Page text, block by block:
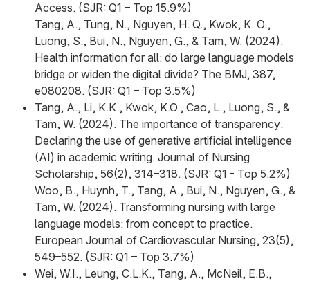
Access. (SJR: Q1 – Top 15.9%)
Tang, A., Tung, N., Nguyen, H. Q., Kwok, K. O.,
Luong, S., Bui, N., Nguyen, G., & Tam, W. (2024).
Health information for all: do large language models
bridge or widen the digital divide? The BMJ, 387,
e080208. (SJR: Q1 – Top 3.5%)
Tang, A., Li, K.K., Kwok, K.O., Cao, L., Luong, S., &
Tam, W. (2024). The importance of transparency:
Declaring the use of generative artificial intelligence
(AI) in academic writing. Journal of Nursing
Scholarship, 56(2), 314–318. (SJR: Q1 - Top 5.2%)
Woo, B., Huynh, T., Tang, A., Bui, N., Nguyen, G., &
Tam, W. (2024). Transforming nursing with large
language models: from concept to practice.
European Journal of Cardiovascular Nursing, 23(5),
549–552. (SJR: Q1 – Top 3.7%)
Wei, W.I., Leung, C.L.K., Tang, A., McNeil, E.B.,